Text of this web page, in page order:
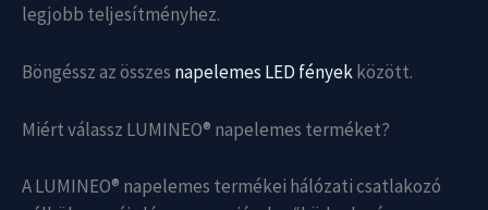
legjobb teljesítményhez.
Böngéssz az összes napelemes LED fényekközött.
Miért válassz LUMINEO® napelemes terméket?
A LUMINEO® napelemes termékei hálózati csatlakozó